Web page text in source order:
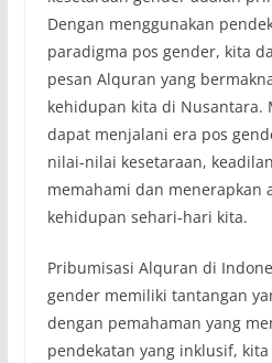
Dengan menggunakan
paradigma pos gender, kita
pesan Alquran yang
kehidupan kita di Nusantara.
dapat menjalani era pos
nilai-nilai kesetaraan,
memahami dan menerapkan
kehidupan sehari-hari kita.
Pribumisasi Alquran di
gender memiliki tantangan
dengan pemahaman yang
pendekatan yang inklusif,